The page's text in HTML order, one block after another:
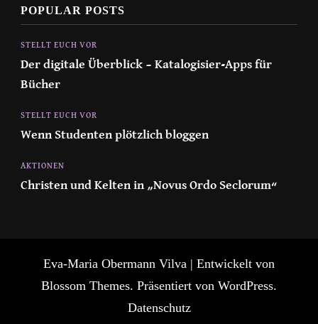
POPULAR POSTS
STELLT EUCH VOR
Der digitale Überblick – Katalogisier-Apps für
Bücher
STELLT EUCH VOR
Wenn Studenten plötzlich bloggen
AKTIONEN
Christen und Kelten in „Novus Ordo Seclorum“
Eva-Maria Obermann Vilva | Entwickelt von
Blossom Themes. Präsentiert von WordPress.
Datenschutz